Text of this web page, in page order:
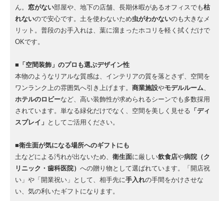
ん。 窓がない部屋や、地下の店舗、長期休暇があるオフィスでも枯
れないので安心です。土を使わないため虫がわかないのも大きなメ
リット。普段のお手入れは、葉に溜まったホコリを軽く拭くだけで
OKです。
■「空間装飾」のプロも選ぶデザイン性
本物のようなリアルな質感は、インテリアの質を落とさず、空間を
ワンランク上の雰囲気へ引き上げます。 商業施設やモデルルーム
ホテルのロビーなど、高い装飾性が求められるシーンでも多数採用
されています。単なる緑化だけでなく、空間を美しく見せる 「ディ
スプレイ」 としてご活用ください。
■衛生面が気になる場所へのギフトにも
土などによる汚れが出ないため、 衛生面に厳しい飲食店や病院（ク
リニック・歯科医院） への贈り物として選ばれています。「開店祝
い」や「開業祝い」として、相手先に手入れの手間をかけさせな
い、気の利いたギフトになります。